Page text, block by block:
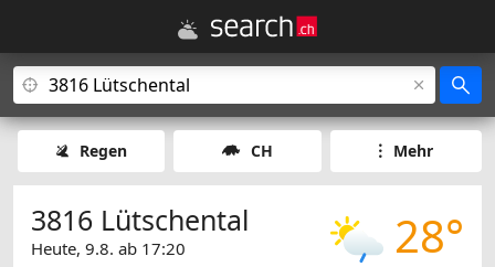
Regen CH Mehr
28°
3816 Lütschental
Heute, 9.8. ab 17:20